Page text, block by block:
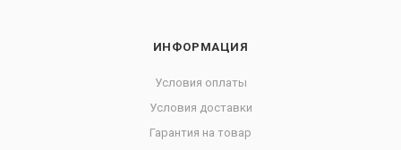
ИНФОРМАЦИЯ
Условия оплаты
Условия доставки
Гарантия на товар